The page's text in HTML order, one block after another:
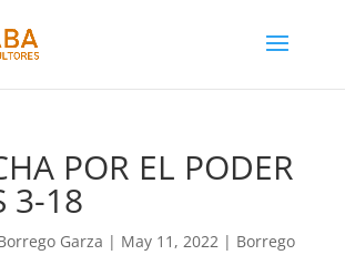
POR EL PODER
3-18
Garza | May 11, 2022| Borrego